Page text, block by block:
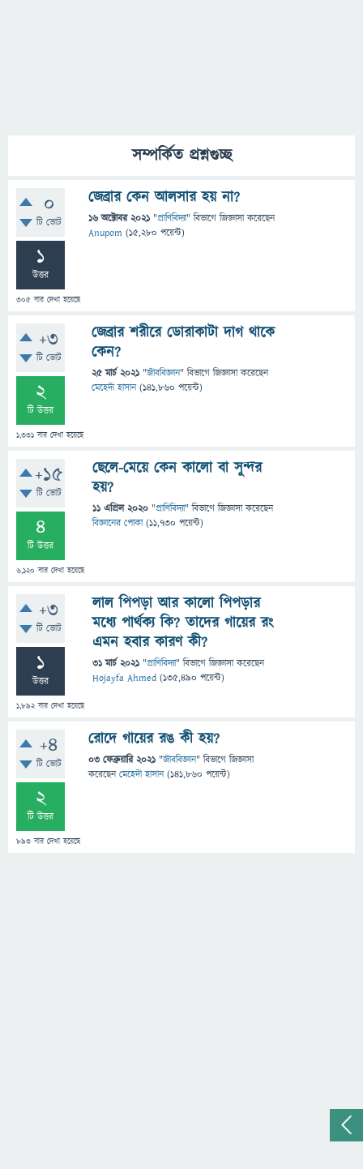
সম্পর্কিত প্রশ্নগুচ্ছ
0
টি ভোট
1
উত্তর
305 বার দেখা হয়েছে
জেব্রার কেন আলসার হয় না?
16 অক্টোবর 2021 "প্রাণিবিদ্যা" বিভাগে জিজ্ঞাসাকরেছেন
Anupom (15,280 পয়েন্ট)
+3
টি ভোট
2
টি উত্তর
1,331 বার দেখা হয়েছে
জেব্রার শরীরে ডোরাকাটা দাগ থাকে
কেন?
25 মার্চ 2021 "জীববিজ্ঞান" বিভাগে জিজ্ঞাসাকরেছেন
মেহেদী হাসান (141,860 পয়েন্ট)
+15
টি ভোট
4
টি উত্তর
6,120 বার দেখা হয়েছে
ছেলে-মেয়ে কেন কালো বা সুন্দর
হয়?
11 এপ্রিল 2020 "প্রাণিবিদ্যা" বিভাগে জিজ্ঞাসাকরেছেন
বিজ্ঞানের পোকা (11,730 পয়েন্ট)
+3
টি ভোট
1
উত্তর
1,892বার দেখা হয়েছে
লাল পিপড়া আর কালো পিপড়ার
মধ্যে পার্থক্য কি? তাদের গায়ের রং
এমন হবার কারণ কী?
31 মার্চ 2021 "প্রাণিবিদ্যা" বিভাগে জিজ্ঞাসাকরেছেন
Hojayfa Ahmed (135,490 পয়েন্ট)
+4
টি ভোট
2
টি উত্তর
893 বার দেখা হয়েছে
রোদে গায়ের রঙ কী হয়?
03 ফেব্রুয়ারি 2021 "জীববিজ্ঞান" বিভাগে জিজ্ঞাসা
করেছেনমেহেদী হাসান (141,860 পয়েন্ট)